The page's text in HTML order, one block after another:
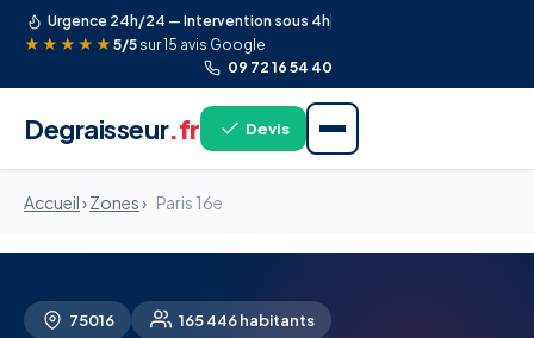
Urgence 24h/24 — Intervention sous 4h
★★★★★ 5/5 sur 15 avis Google
09 72 16 54 40
Degraisseur.fr Devis
Accueil›Zones› Paris 16e
75016
165 446 habitants